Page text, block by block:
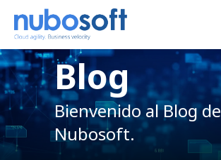
Blog
Bienvenido al Blog de
Nubosoft.